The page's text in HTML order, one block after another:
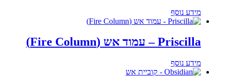
מידע נוסף
Priscilla – עמוד אש (Fire Column)
מידע נוסף